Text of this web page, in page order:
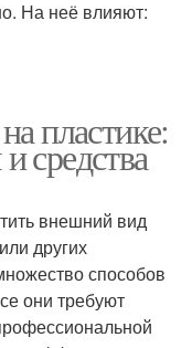
На неё влияют:
пластике:
средства
внешний вид
других
способов
они требуют